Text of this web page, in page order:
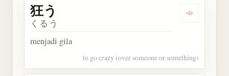
Dengarkan
狂う
くるう
menjadi gila
to go crazy (over someone or something)